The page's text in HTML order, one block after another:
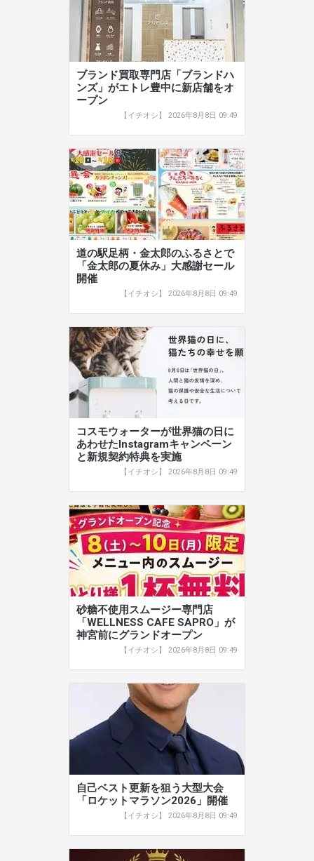
ブランド買取専門店「ブランドハ
ンズ」がエトレ豊中に新店舗をオ
ープン
【イチオシ】 2026年8月8日 09:49
道の駅足柄・金太郎のふるさとで
「金太郎の夏休み」大感謝セール
開催
【イチオシ】 2026年8月8日 09:49
コスモウォーターが世界猫の日に
あわせたInstagramキャンペーン
と新規契約特典を実施
【イチオシ】 2026年8月8日 09:49
砂糖不使用スムージー専門店
「WELLNESS CAFE SAPRO」が
神宮前にグランドオープン
【イチオシ】 2026年8月8日 09:49
自己ベスト更新を狙う大型大会
「ロケットマラソン2026」開催
【イチオシ】 2026年8月8日 09:49